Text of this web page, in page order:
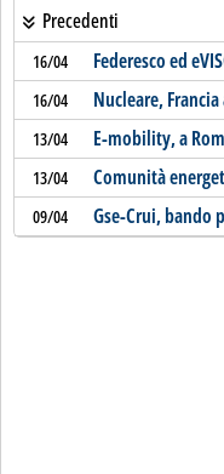
Precedenti
16/04 Federesco ed
16/04 Nucleare,
13/04 E-mobility, a
13/04 Comunità
09/04 Gse-Crui, bando